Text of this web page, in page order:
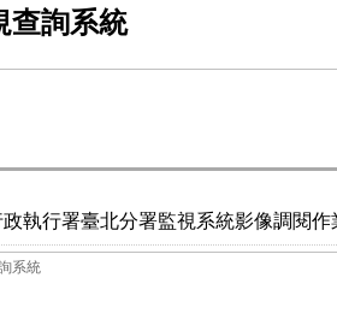
查詢系統
執行署臺北分署監視系統影像調閱作
系統